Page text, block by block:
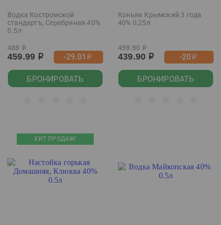
Водка Костромской
стандартъ, Серебряная 40%
0.5л
489 р
459.99 р -29.01 р
БРОНИРОВАТЬ
Коньяк Крымский 3 года
40% 0,25л
459.90 р
439.90 р -20р
БРОНИРОВАТЬ
ХИТ ПРОДАЖ!